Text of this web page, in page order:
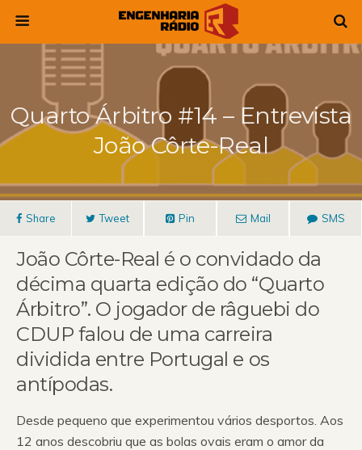
Quarto Árbitro #14 – Entrevista
João Côrte-Real
Share Tweet Pin Mail SMS
João Côrte-Real é o convidado da
décima quarta edição do “Quarto
Árbitro”. O jogador de râguebi do
CDUP falou de uma carreira
dividida entre Portugal e os
antípodas.
Desde pequeno que experimentou vários desportos. Aos
12 anos descobriu que as bolas ovais eram o amor da